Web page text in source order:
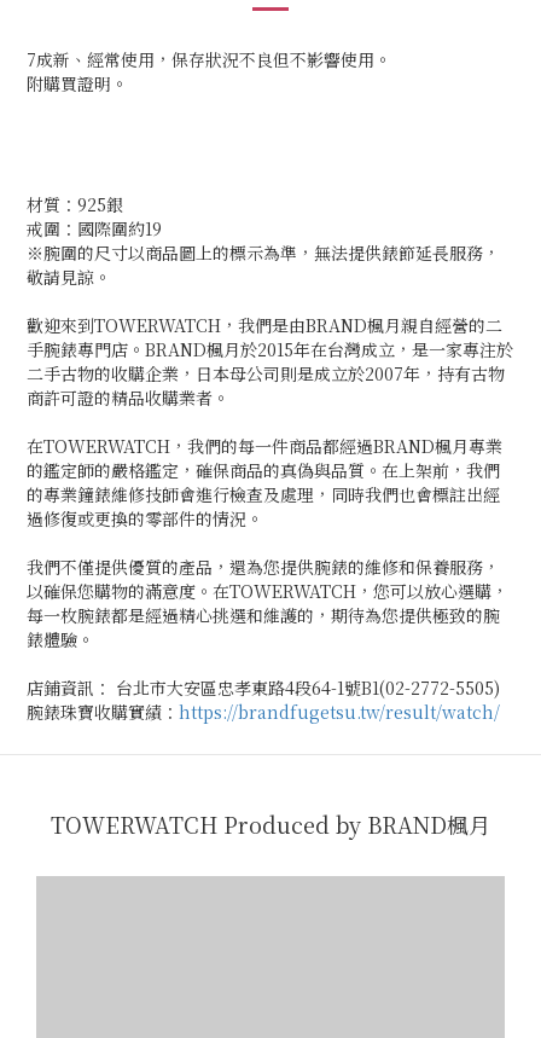
7成新、經常使用，保存狀況不良但不影響使用。
附購買證明。
材質：925銀
戒圍：國際圍約19
※腕圍的尺寸以商品圖上的標示為準，無法提供錶節延長服務，
敬請見諒。
歡迎來到TOWERWATCH，我們是由BRAND楓月親自經營的二
手腕錶專門店。BRAND楓月於2015年在台灣成立，是一家專注於
二手古物的收購企業，日本母公司則是成立於2007年，持有古物
商許可證的精品收購業者。
在TOWERWATCH，我們的每一件商品都經過BRAND楓月專業
的鑑定師的嚴格鑑定，確保商品的真偽與品質。在上架前，我們
的專業鐘錶維修技師會進行檢查及處理，同時我們也會標註出經
過修復或更換的零部件的情況。
我們不僅提供優質的產品，還為您提供腕錶的維修和保養服務，
以確保您購物的滿意度。在TOWERWATCH，您可以放心選購，
每一枚腕錶都是經過精心挑選和維護的，期待為您提供極致的腕
錶體驗。
店鋪資訊： 台北市大安區忠孝東路4段64-1號B1(02-2772-5505)
腕錶珠寶收購實績： https://brandfugetsu.tw/result/watch/
TOWERWATCH Produced by BRAND楓月